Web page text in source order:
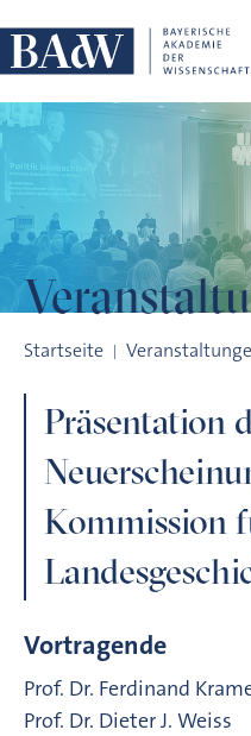
Startseite
Präsentation
Kommission
Vortragende
Prof. Dr. Ferdinand
Prof. Dr. Dieter J. Weiss